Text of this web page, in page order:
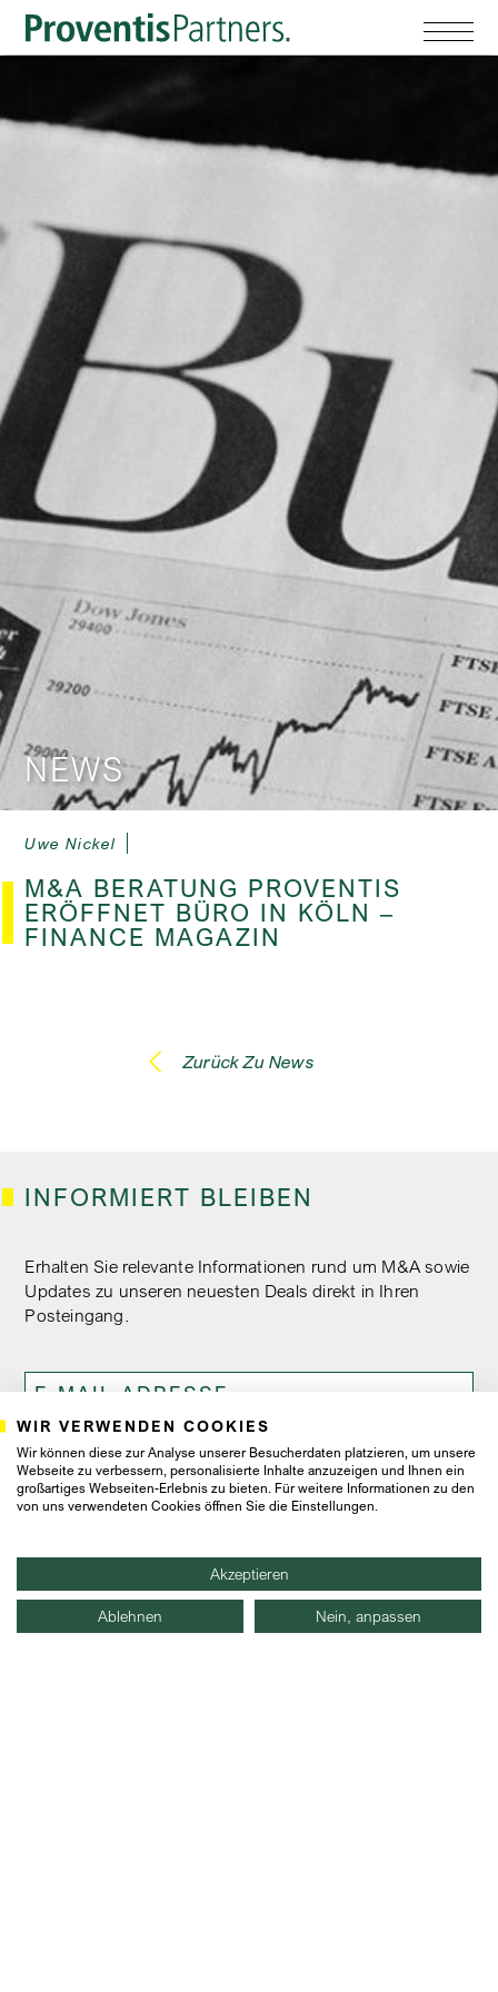
NEWS
Uwe Nickel
M&A BERATUNG PROVENTIS
ERÖFFNET BÜRO IN KÖLN –
FINANCE MAGAZIN
Zurück Zu News
INFORMIERT BLEIBEN
Erhalten Sie relevante Informationen rund um M&A sowie
Updates zu unseren neuesten Deals direkt in Ihren
Posteingang.
Ich bin damit einverstanden, dass Proventis Partners mir
Newsletter und Marketingschreiben zusendet, und
verstehe, dass ich dieses Einverständnis jederzeit
widerrufen kann.
WIR VERWENDEN COOKIES
Wir können diese zur Analyse unserer Besucherdaten platzieren, um unsere
Webseite zu verbessern, personalisierte Inhalte anzuzeigen und Ihnen ein
großartiges Webseiten-Erlebnis zu bieten. Für weitere Informationen zu den
von uns verwendeten Cookies öffnen Sie die Einstellungen.
Akzeptieren
Ablehnen Nein, anpassen